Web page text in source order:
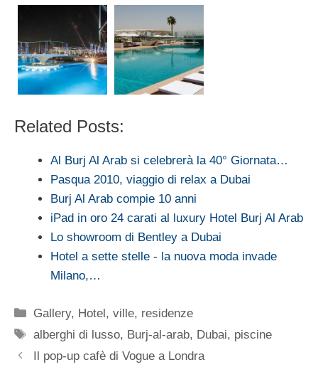
Related Posts:
Al Burj Al Arab si celebrerà la 40° Giornata…
Pasqua 2010, viaggio di relax a Dubai
Burj Al Arab compie 10 anni
iPad in oro 24 carati al luxury Hotel Burj Al Arab
Lo showroom di Bentley a Dubai
Hotel a sette stelle - la nuova moda invade
Milano,…
Categorie
Gallery, Hotel, ville, residenze
Tag
alberghi di lusso, Burj-al-arab, Dubai, piscine
Il pop-up cafè di Vogue a Londra